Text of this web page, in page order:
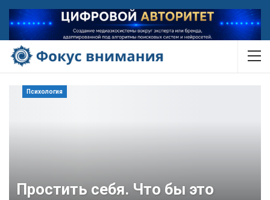
Психология
Простить себя. Что бы это